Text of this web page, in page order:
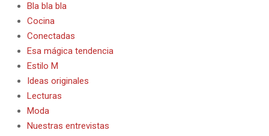
Bla bla bla
Cocina
Conectadas
Esa mágica tendencia
Estilo M
Ideas originales
Lecturas
Moda
Nuestras entrevistas